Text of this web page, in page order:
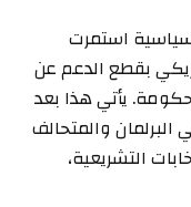
سياسية استمرت
بقطع الدعم عن
يأتي هذا بعد
البرلمان والمتحالف
التشريعية،